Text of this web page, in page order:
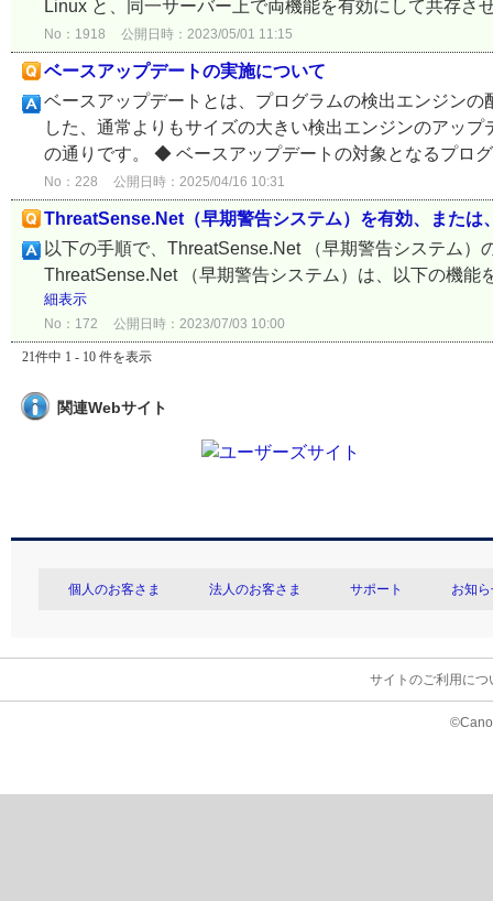
Linux と、同一サーバー上で両機能を有効にして共存さ
No：1918 公開日時：2023/05/01 11:15
ベースアップデートの実施について
ベースアップデートとは、プログラムの検出エンジン
した、通常よりもサイズの大きい検出エンジンのアッ
の通りです。 ◆ ベースアップデートの対象となるプロ
No：228 公開日時：2025/04/16 10:31
ThreatSense.Net（早期警告システム）を有効、または
以下の手順で、ThreatSense.Net （早期警告システム
ThreatSense.Net （早期警告システム）は、以下の機
細表示
No：172 公開日時：2023/07/03 10:00
21件中 1 - 10 件を表示
関連Webサイト
個人のお客さま 法人のお客さま サポート お知
サイトのご利用につ